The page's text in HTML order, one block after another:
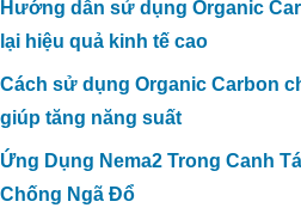
Hướng dẫn sử dụng Organic
lại hiệu quả kinh tế cao
Cách sử dụng Organic Carbon
giúp tăng năng suất
Ứng Dụng Nema2 Trong Canh
Chống Ngã Đổ